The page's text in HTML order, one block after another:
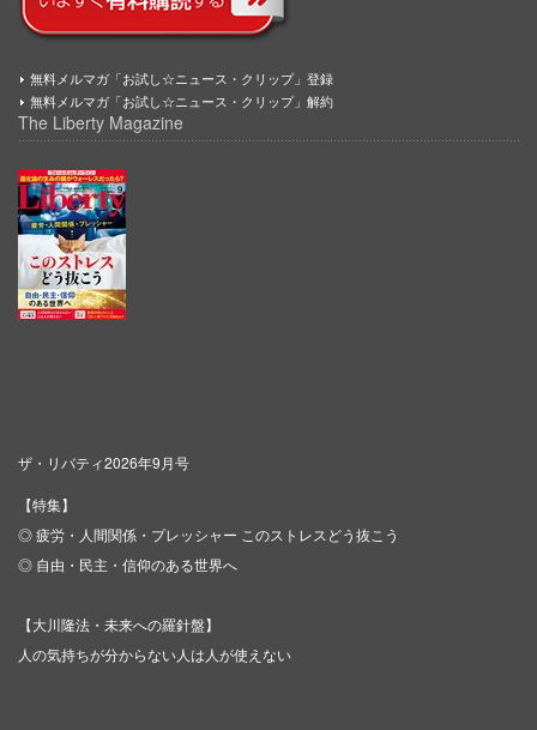
無料メルマガ「お試し☆ニュース・クリップ」登録
無料メルマガ「お試し☆ニュース・クリップ」解約
The Liberty Magazine
ザ・リバティ2026年9月号
【特集】
◎ 疲労・人間関係・プレッシャー このストレスどう抜こう
◎ 自由・民主・信仰のある世界へ
【大川隆法・未来への羅針盤】
人の気持ちが分からない人は人が使えない